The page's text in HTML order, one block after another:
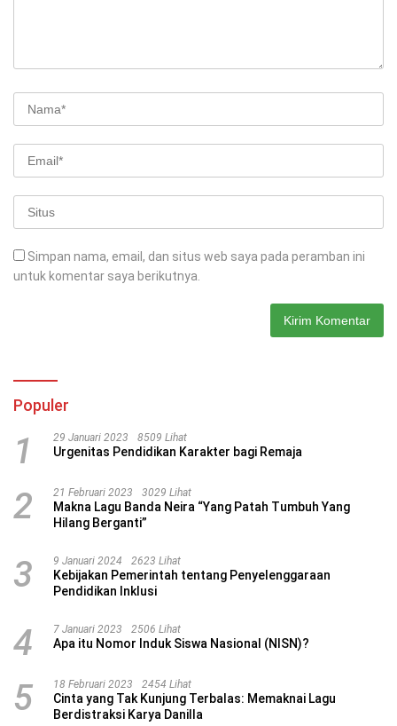
Simpan nama, email, dan situs web saya pada peramban ini
untuk komentar saya berikutnya.
Populer
1 29 Januari 2023 8509 Lihat
Urgenitas Pendidikan Karakter bagi Remaja
2 21 Februari 2023 3029 Lihat
Makna Lagu Banda Neira “Yang Patah Tumbuh Yang
Hilang Berganti”
3 9 Januari 2024 2623 Lihat
Kebijakan Pemerintah tentang Penyelenggaraan
Pendidikan Inklusi
4 7 Januari 2023 2506 Lihat
Apa itu Nomor Induk Siswa Nasional (NISN)?
5 18 Februari 2023 2454 Lihat
Cinta yang Tak Kunjung Terbalas: Memaknai Lagu
Berdistraksi Karya Danilla